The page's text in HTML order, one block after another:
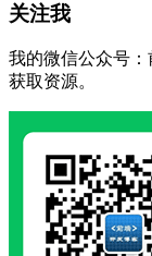
关注我
我的微信公众号
获取资源。